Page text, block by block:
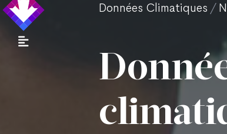
Données Climatiques